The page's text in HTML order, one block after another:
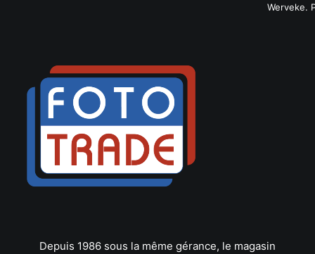
Werveke.
Depuis 1986 sous la même gérance, le magasin